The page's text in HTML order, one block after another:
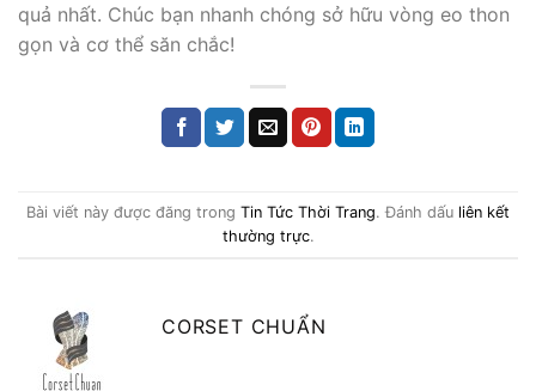
quả nhất. Chúc bạn nhanh chóng sở hữu vòng eo thon
gọn và cơ thể săn chắc!
Bài viết này được đăng trong Tin Tức Thời Trang. Đánh dấu liên kết
thường trực.
CORSET CHUẨN